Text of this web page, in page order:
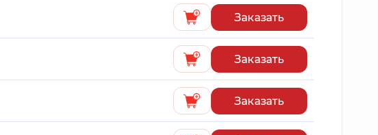
Заказать
Заказать
Заказать